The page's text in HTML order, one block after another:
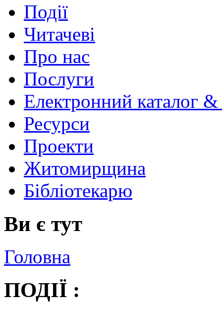
Події
Читачеві
Про нас
Послуги
Електронний каталог
Ресурси
Проекти
Житомирщина
Бібліотекарю
Ви є тут
Головна
ПОДІЇ :